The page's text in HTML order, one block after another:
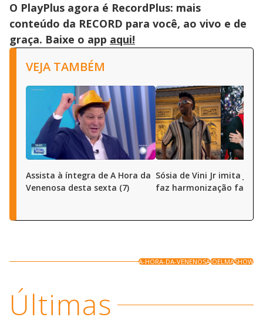
O PlayPlus agora é RecordPlus: mais
conteúdo da RECORD para você, ao vivo e de
graça. Baixe o app aqui!
VEJA TAMBÉM
Assista à íntegra de A Hora da
Venenosa desta sexta (7)
Sósia de Vini Jr imita
faz harmonização facial
A-HORA-DA-VENENOSAJOELMASHOW
Últimas